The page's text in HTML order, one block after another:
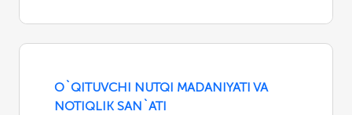
O`QITUVCHI NUTQI MADANIYATI VA
NOTIQLIK SAN`ATI